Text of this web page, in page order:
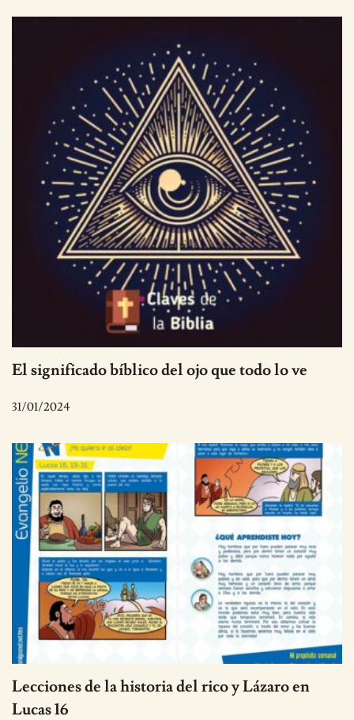
El significado bíblico del ojo que todo lo ve
31/01/2024
Lecciones de la historia del rico y Lázaro en
Lucas 16